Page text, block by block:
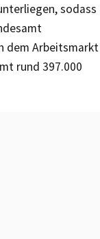
sodass
dem Arbeitsmarkt
rund 397.000